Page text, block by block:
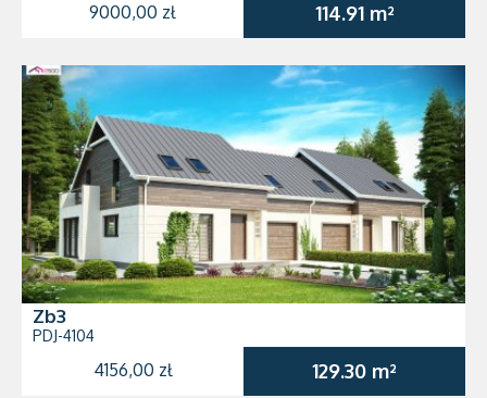
9000,00 zł 114.91 m²
Zb3
PDJ-4104
4156,00 zł 129.30 m²